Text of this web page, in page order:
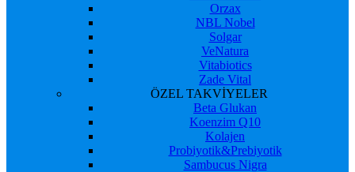
Orzax
NBL Nobel
Solgar
VeNatura
Vitabiotics
Zade Vital
ÖZEL TAKVİYELER
Beta Glukan
Koenzim Q10
Kolajen
Probiyotik&Prebiyotik
Sambucus Nigra